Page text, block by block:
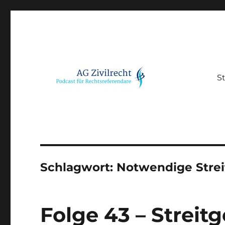
Schlagwort: Notwendige
Folge 43 –